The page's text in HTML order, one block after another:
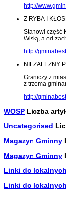
http://
Z RYBĄ I
Stanowi część
Wisłą, a od
http://
NIEZALEŻNY
Graniczy z
z trzema
http://
WOSP Liczba
Uncategorised
Magazyn Gminny
Magazyn Gminny
Linki do
Linki do